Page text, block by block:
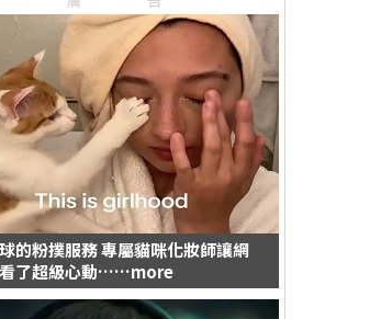
的粉撲服務 專屬貓咪化妝師讓網
了超級心動……more